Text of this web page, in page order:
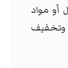
أو مواد
وتخفيف